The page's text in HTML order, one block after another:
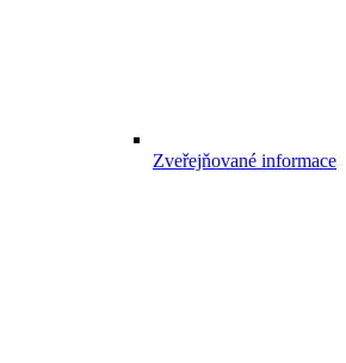
Zveřejňované informace